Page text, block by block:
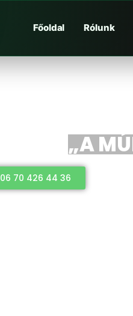
Főoldal Rólunk
„A
06 70 426 44 36